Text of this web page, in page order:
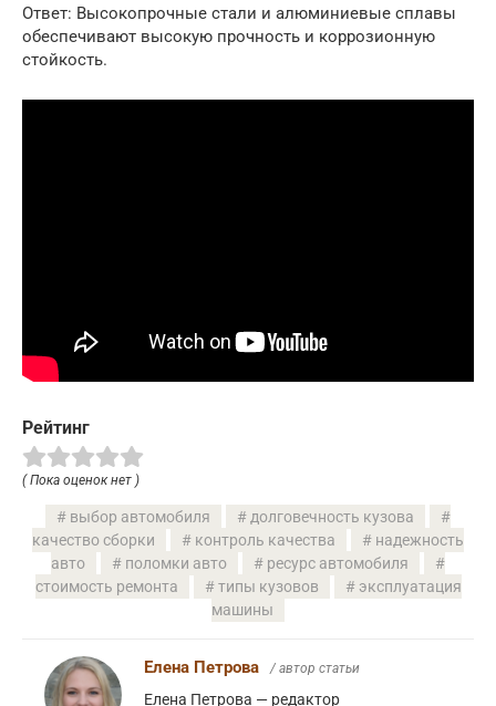
Ответ: Высокопрочные стали и алюминиевые сплавы
обеспечивают высокую прочность и коррозионную
стойкость.
Рейтинг
( Пока оценок нет )
выбор автомобиля
долговечность кузова
качество сборки
контроль качества
надежность
авто
поломки авто
ресурс автомобиля
стоимость ремонта
типы кузовов
эксплуатация
машины
Елена Петрова / автор статьи
Елена Петрова — редактор